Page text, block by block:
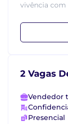
vivência com
2 Vagas
Vendedor
Presencial